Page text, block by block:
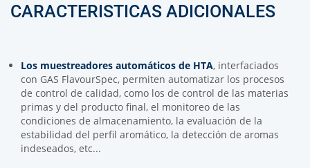
CARACTERISTICAS ADICIONALES
Los muestreadores automáticos de HTA, interfaciados
con GAS FlavourSpec, permiten automatizar los procesos
de control de calidad, como los de control de las materias
primas y del producto final, el monitoreo de las
condiciones de almacenamiento, la evaluación de la
estabilidad del perfil aromático, la detección de aromas
indeseados, etc...